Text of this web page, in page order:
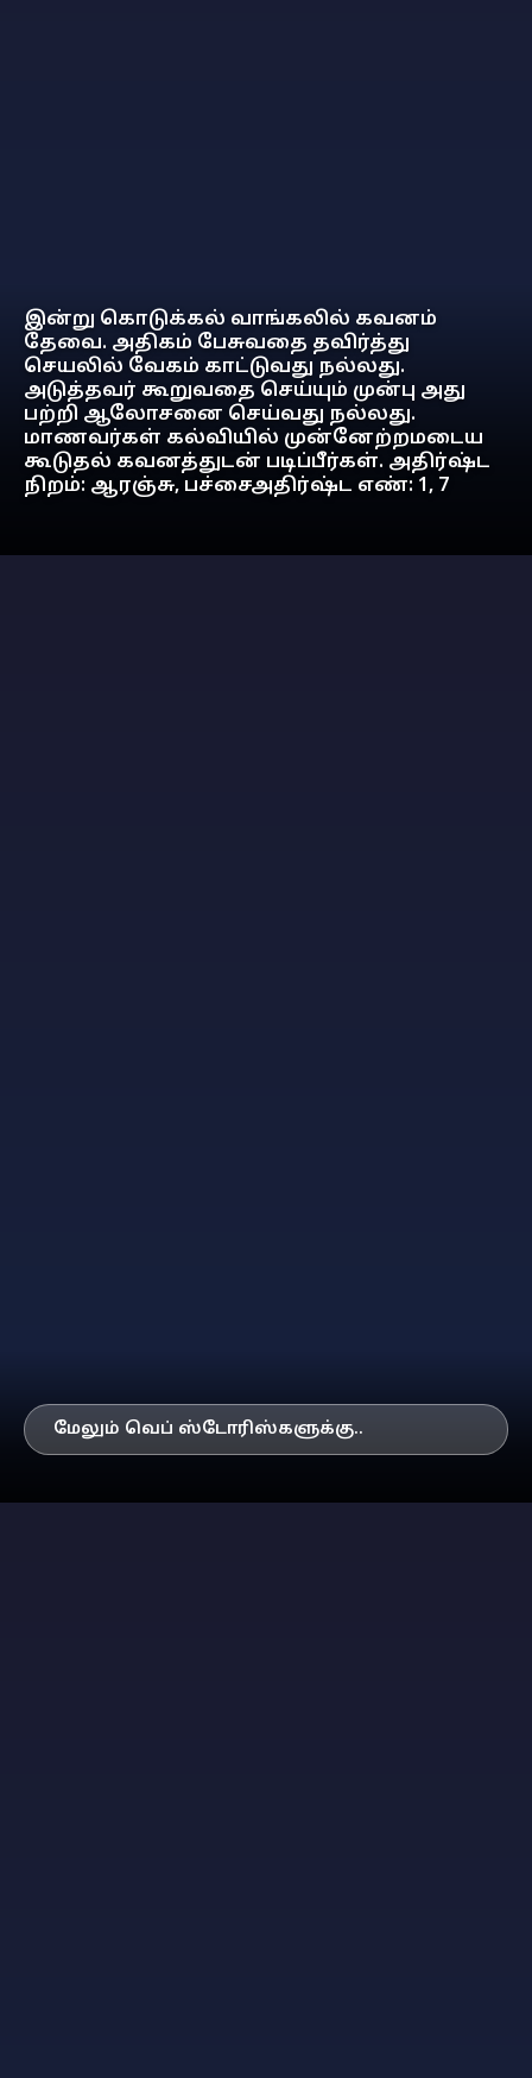
இன்று கொடுக்கல் வாங்கலில் கவனம்
தேவை. அதிகம் பேசுவதை தவிர்த்து
செயலில் வேகம் காட்டுவது நல்லது.
அடுத்தவர் கூறுவதை செய்யும் முன்பு அது
பற்றி ஆலோசனை செய்வது நல்லது.
மாணவர்கள் கல்வியில் முன்னேற்றமடைய
கூடுதல் கவனத்துடன் படிப்பீர்கள். அதிர்ஷ்ட
நிறம்: ஆரஞ்சு, பச்சைஅதிர்ஷ்ட எண்: 1, 7
மேலும் வெப் ஸ்டோரிஸ்களுக்கு..